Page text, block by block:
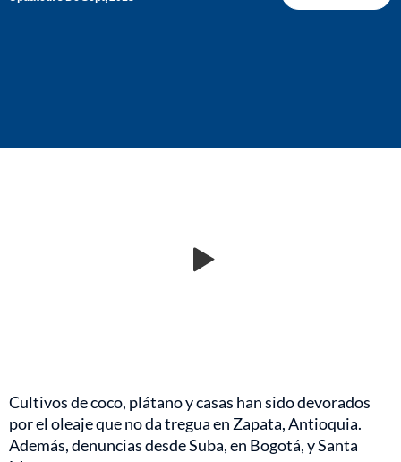
Cultivos de coco, plátano y casas han sido devorados
por el oleaje que no da tregua en Zapata, Antioquia.
Además, denuncias desde Suba, en Bogotá, y Santa